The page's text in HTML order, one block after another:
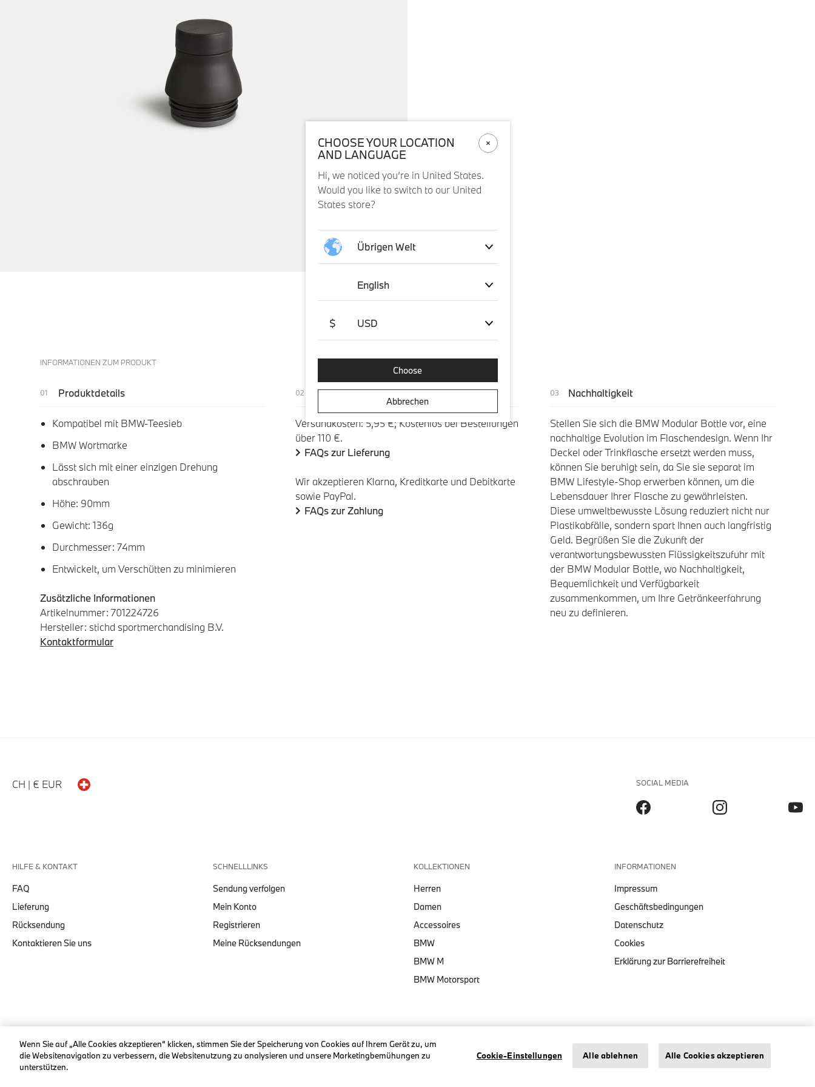
INFORMATIONEN ZUM PRODUKT
Produktdetails
Kompatibel mit BMW-Teesieb
BMW Wortmarke
Lässt sich mit einer einzigen Drehung
abschrauben
Höhe: 90mm
Gewicht: 136g
Durchmesser: 74mm
Entwickelt, um Verschütten zu minimieren
Zusätzliche Informationen
Artikelnummer: 701224726
Hersteller: stichd sportmerchandising B.V.
Kontaktformular
Versand und Zahlung
Versandkosten: 5,95 €; Kostenlos bei Bestellungen
über 110 €.
FAQs zur Lieferung
Wir akzeptieren Klarna, Kreditkarte und Debitkarte
sowie PayPal.
FAQs zur Zahlung
Nachhaltigkeit
Stellen Sie sich die BMW Modular Bottle vor, eine
nachhaltige Evolution im Flaschendesign. Wenn Ihr
Deckel oder Trinkflasche ersetzt werden muss,
können Sie beruhigt sein, da Sie sie separat im
BMW Lifestyle-Shop erwerben können, um die
Lebensdauer Ihrer Flasche zu gewährleisten.
Diese umweltbewusste Lösung reduziert nicht nur
Plastikabfälle, sondern spart Ihnen auch langfristig
Geld. Begrüßen Sie die Zukunft der
verantwortungsbewussten Flüssigkeitszufuhr mit
der BMW Modular Bottle, wo Nachhaltigkeit,
Bequemlichkeit und Verfügbarkeit
zusammenkommen, um Ihre Getränkeerfahrung
neu zu definieren.
CH | € EUR
CHOOSE YOUR LOCATION
AND LANGUAGE
Hi, we noticed you’re in United States.
Would you like to switch to our United
States store?
Übrigen Welt
English
$ USD
Choose
Abbrechen
SOCIAL MEDIA
HILFE & KONTAKT
FAQ
Lieferung
Rücksendung
Kontaktieren Sie uns
SCHNELLLINKS
Sendung verfolgen
Mein Konto
Registrieren
Meine Rücksendungen
KOLLEKTIONEN
Herren
Damen
Accessoires
BMW
BMW M
BMW Motorsport
INFORMATIONEN
Impressum
Geschäftsbedingungen
Datenschutz
Cookies
Erklärung zur Barrierefreiheit
© stichd sportmerchandising B.V. Reg. No. 63490757 Impressum Datenschutz Cookies
Wenn Sie auf „Alle Cookies akzeptieren“ klicken, stimmen Sie der Speicherung von Cookies auf Ihrem Gerät zu, um
die Websitenavigation zu verbessern, die Websitenutzung zu analysieren und unsere Marketingbemühungen zu
unterstützen.
Cookie-Einstellungen Alle ablehnen Alle Cookies akzeptieren